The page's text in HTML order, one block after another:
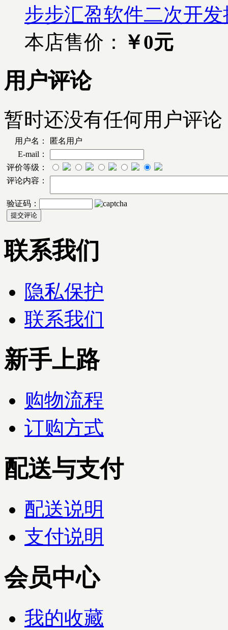
步步汇盈软件二次开
本店售价：
￥0元
用户评论
暂时还没有任何用户评论
用户名：
匿名用户
E-mail：
评价等级：
评论内容：
验证码：
联系我们
隐私保护
联系我们
新手上路
购物流程
订购方式
配送与支付
配送说明
支付说明
会员中心
我的收藏